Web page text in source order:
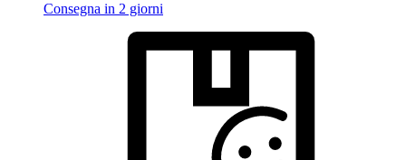
Consegna in 2 giorni